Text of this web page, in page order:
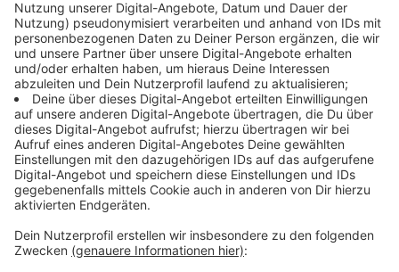
Die Gemeinde hat deshalb nach eigenen Angaben
keine andere Wahl als eine weitere Turnhalle in den
Blick zu nehmen. Eine Umnutzung der Sülztalhalle bei
Hartegasse sei jedoch generell eine temporäre
Übergangslösung, bis die Container für Flüchtlinge
neben der kleinen Turnhalle am Schwimmbad stehen,
betont die Gemeinde. Bis es jeweils so weit ist,
könnten aber noch einige Wochen vergehen.
Anzeige